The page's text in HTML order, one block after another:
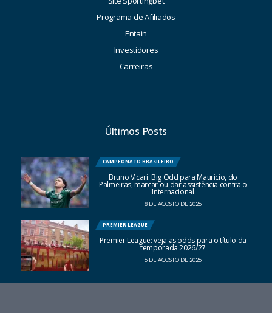
Programa de Afiliados
Entain
Investidores
Carreiras
Últimos Posts
CAMPEONATO BRASILEIRO
Bruno Vicari: Big Odd para Mauricio, do
Palmeiras, marcar ou dar assistência contra o
Internacional
8 DE AGOSTO DE 2026
PREMIER LEAGUE
Premier League: veja as odds para o título da
temporada 2026/27
6 DE AGOSTO DE 2026